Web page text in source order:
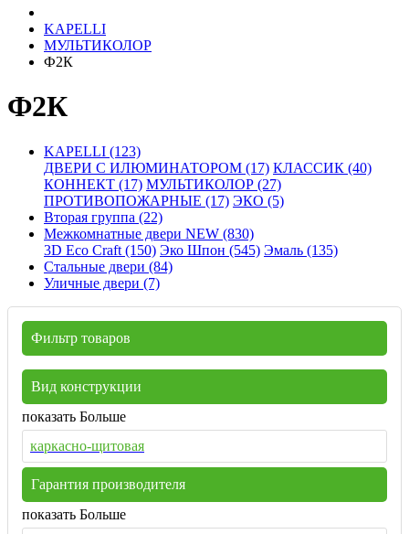
KAPELLI
МУЛЬТИКОЛОР
Ф2К
Ф2К
KAPELLI (123)
ДВЕРИ С ИЛЮМИНАТОРОМ (17) КЛАССИК (40)
КОННЕКТ (17) МУЛЬТИКОЛОР (27)
ПРОТИВОПОЖАРНЫЕ (17) ЭКО (5)
Вторая группа (22)
Межкомнатные двери NEW (830)
3D Eco Craft (150) Эко Шпон (545) Эмаль (135)
Стальные двери (84)
Уличные двери (7)
Фильтр товаров
Вид конструкции
показать Больше
каркасно-щитовая
Гарантия производителя
показать Больше